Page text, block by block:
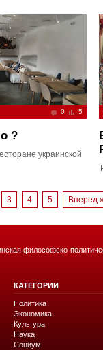
0 5
?
украинской
3 4 5 Вперед
философско-
КАТЕГОРИИ
Политика
Экономика
Культура
Наука
Социум